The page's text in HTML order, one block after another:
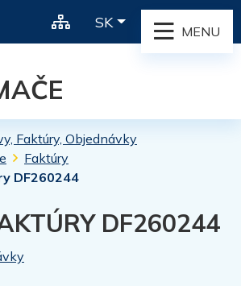
Rovno na obsah
21
Mapa webu
SKSlovensky
MENU
Faktúry, Objednávky
Faktúry
DF260244
DF260244